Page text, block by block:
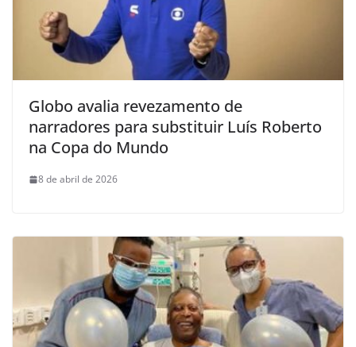
Globo avalia revezamento de
narradores para substituir Luís Roberto
na Copa do Mundo
8 de abril de 2026